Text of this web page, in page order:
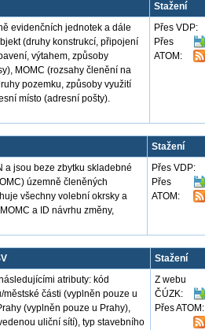
Stažení
evidenčních jednotek a dále
(druhy konstrukcí, připojení
výtahem, způsoby
MOMC (rozsahy členění na
pozemku, způsoby využití
místo (adresní pošty).
Přes VDP:
Přes
ATOM:
Stažení
a jsou beze zbytku skladebné
územně členěných
všechny volební okrsky a
a ID návrhu změny,
Přes VDP:
Přes
ATOM:
Stažení
atributy: kód
části (vyplněn pouze u
(vyplněn pouze u Prahy),
uliční sítí), typ stavebního
Z webu
ČÚZK:
Přes ATOM: